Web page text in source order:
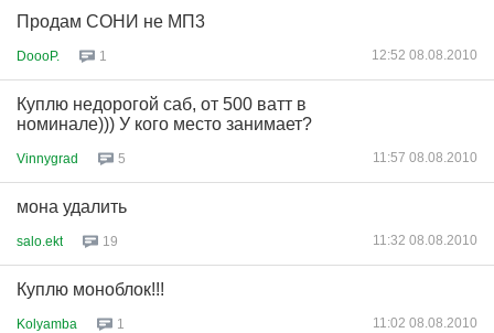
Продам СОНИ не МП3
DoooP. 1 12:52 08.08.2010
Куплю недорогой саб, от 500 ватт в
номинале))) У кого место занимает?
Vinnygrad 5 11:57 08.08.2010
мона удалить
salo.ekt 19 11:32 08.08.2010
Куплю моноблок!!!
Kolyamba 1 11:02 08.08.2010